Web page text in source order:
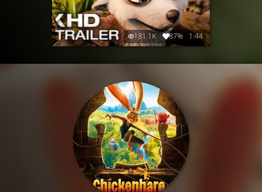
181.1K 87% 1:44